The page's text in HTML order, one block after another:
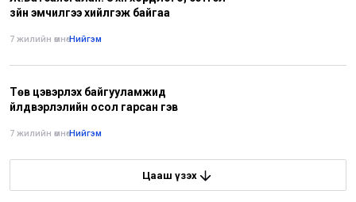
зүйн эмчилгээ хийлгэж байгаа
7 жилийн өмнө•Нийгэм
Төв цэвэрлэх байгууламжид
үйлдвэрлэлийн осол гарсан гэв
7 жилийн өмнө•Нийгэм
Цааш үзэх